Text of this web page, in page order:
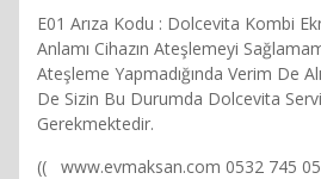
E01 Arıza Kodu : Dolcevita Kombi
Anlamı Cihazın Ateşlemeyi
Ateşleme Yapmadığında Verim De
De Sizin Bu Durumda Dolcevita
Gerekmektedir.
(( www.evmaksan.com 0532 745